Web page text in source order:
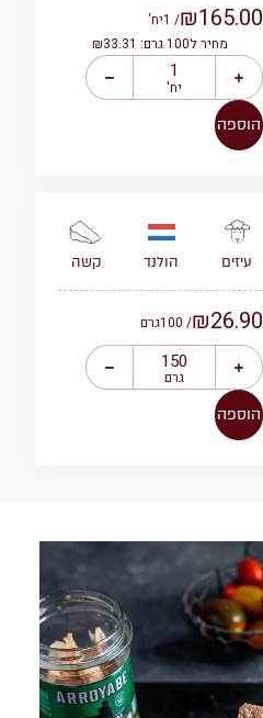
₪165.00
/ 1 יח'
מחיר ל100 גרם: ₪33.31
יח'
הוספה
עיזים הולנד קשה
₪26.90
/ 100 גרם
גרם
הוספה